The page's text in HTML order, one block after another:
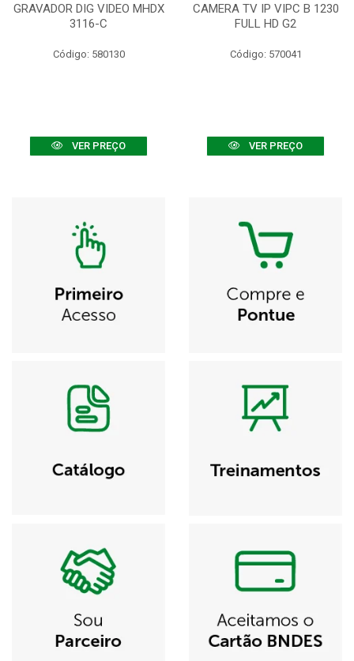
GRAVADOR DIG VIDEO MHDX
3116-C
Código: 580130
VER PREÇO
CAMERA TV IP VIPC B 1230
FULL HD G2
Código: 570041
VER PREÇO